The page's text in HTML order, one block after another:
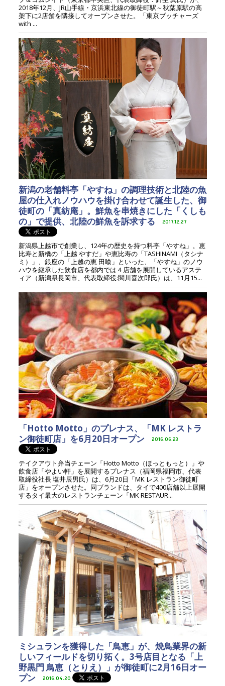
2018年12月、JR山手線・京浜東北線の御徒町駅～秋葉原駅の高
架下に2店舗を隣接してオープンさせた。「東京ブッチャーズ
with ...
新潟の老舗料亭「やすね」の調理技術と北陸の魚
屋の仕入れノウハウを掛け合わせて誕生した、御
徒町の「真紡庵」。鮮魚を串焼きにした「くしも
の」で提供、北陸の鮮魚を訴求する
2017.12.27
新潟県上越市で創業し、124年の歴史を持つ料亭「やすね」。恵
比寿と新橋の「上越 やすだ」や恵比寿の「TASHINAMI（タシナ
ミ）」、銀座の「上越の恵 田喰」といった、「やすね」のノウ
ハウを継承した飲食店を都内では４店舗を展開しているアステ
ィア（新潟県長岡市、代表取締役:関川喜次郎氏）は、11月15...
「Hotto Motto」のプレナス、「MK レストラ
ン御徒町店」を6月20日オープン
2016.06.23
テイクアウト弁当チェーン「Hotto Motto（ほっともっと）」や
飲食店「やよい軒」を展開するプレナス（福岡県福岡市、代表
取締役社長 塩井辰男氏）は、6月20日「MK レストラン御徒町
店」をオープンさせた。同ブランドは、タイで400店舗以上展開
するタイ最大のレストランチェーン「MK RESTAUR...
ミシュランを獲得した「鳥恵」が、焼鳥業界の新
しいフィールドを切り拓く。3号店目となる「上
野黒門 鳥恵（とりえ）」が御徒町に2月16日オー
プン
2016.04.20